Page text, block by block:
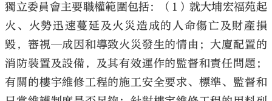
獨立委員會主要職權範圍包括：（1）就大埔宏福苑起
火、火勢迅速蔓延及火災造成的人命傷亡及財產損
毀，審視─成因和導致火災發生的情由；大廈配置的
消防裝置及設備，及其有效運作的監督和責任問題；
有關的樓宇維修工程的施工安全要求、標準、監督和